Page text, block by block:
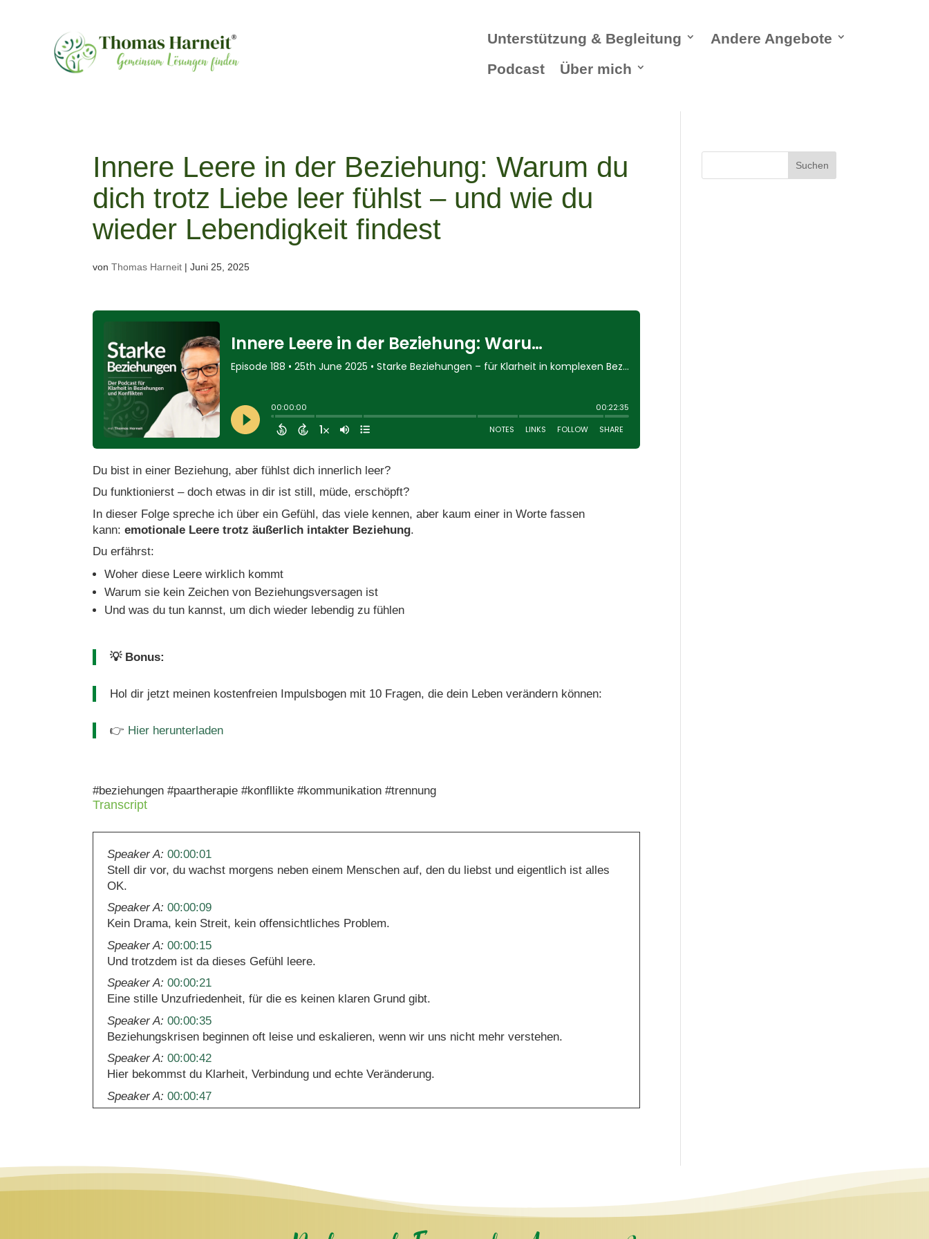
Unterstützung & Begleitung
Andere Angebote
Podcast
Über mich
Innere Leere in der Beziehung: Warum du
dich trotz Liebe leer fühlst – und wie du
wieder Lebendigkeit findest
vonThomas Harneit |Juni 25, 2025
Du bist in einer Beziehung, aber fühlst dich innerlich leer?
Du funktionierst – doch etwas in dir ist still, müde, erschöpft?
In dieser Folge spreche ich über ein Gefühl, das viele kennen, aber kaum einer in Worte fassen
kann:emotionale Leere trotz äußerlich intakter Beziehung.
Du erfährst:
Woher diese Leere wirklich kommt
Warum sie kein Zeichen von Beziehungsversagen ist
Und was du tun kannst, um dich wieder lebendig zu fühlen
💡 Bonus:
Hol dir jetzt meinen kostenfreien Impulsbogen mit 10 Fragen, die dein Leben verändern können:
👉 Hier herunterladen
#beziehungen #paartherapie #konfllikte #kommunikation #trennung
Transcript
Speaker A: 00:00:01
Stell dir vor, du wachst morgens neben einem Menschen auf, den du liebst und eigentlich ist alles
OK.
Speaker A: 00:00:09
Kein Drama, kein Streit, kein offensichtliches Problem.
Speaker A: 00:00:15
Und trotzdem ist da dieses Gefühl leere.
Speaker A: 00:00:21
Eine stille Unzufriedenheit, für die es keinen klaren Grund gibt.
Speaker A: 00:00:35
Beziehungskrisen beginnen oft leise und eskalieren, wenn wir uns nicht mehr verstehen.
Speaker A: 00:00:42
Hier bekommst du Klarheit, Verbindung und echte Veränderung.
Speaker A: 00:00:47
Starke Beziehungen der Podcast mit Thomas Harney.
einer spricht darüber.
Speaker A:
Du wirst verstehen, woher dieses Gefühl kommt und warum es dich nicht verrückt macht, sondern
Suchen